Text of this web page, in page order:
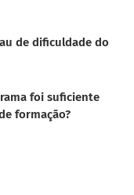
de dificuldade do
foi suficiente
formação?